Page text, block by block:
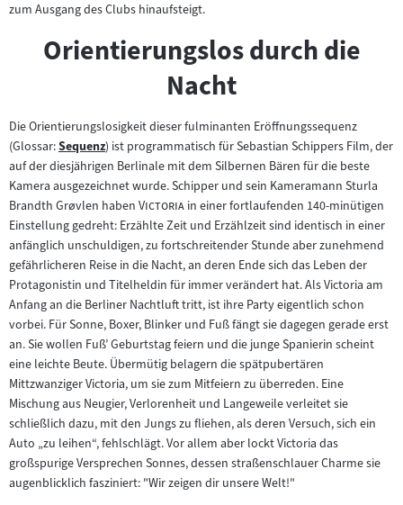
zum Ausgang des Clubs hinaufsteigt.
Orientierungslos durch die
Nacht
Die Orientierungslosigkeit dieser fulminanten Eröffnungssequenz
(Glossar:Zum
Inhalt:
Sequenz) ist programmatisch für Sebastian Schippers Film, der
auf der diesjährigen Berlinale mit dem Silbernen Bären für die beste
Kamera ausgezeichnet wurde. Schipper und sein Kameramann Sturla
Brandth Grøvlen haben "
Victoria"in einer fortlaufenden 140-minütigen
Einstellung gedreht: Erzählte Zeit und Erzählzeit sind identisch in einer
anfänglich unschuldigen, zu fortschreitender Stunde aber zunehmend
gefährlicheren Reise in die Nacht, an deren Ende sich das Leben der
Protagonistin und Titelheldin für immer verändert hat. Als Victoria am
Anfang an die Berliner Nachtluft tritt, ist ihre Party eigentlich schon
vorbei. Für Sonne, Boxer, Blinker und Fuß fängt sie dagegen gerade erst
an. Sie wollen Fuß’ Geburtstag feiern und die junge Spanierin scheint
eine leichte Beute. Übermütig belagern die spätpubertären
Mittzwanziger Victoria, um sie zum Mitfeiern zu überreden. Eine
Mischung aus Neugier, Verlorenheit und Langeweile verleitet sie
schließlich dazu, mit den Jungs zu fliehen, als deren Versuch, sich ein
Auto „zu leihen“, fehlschlägt. Vor allem aber lockt Victoria das
großspurige Versprechen Sonnes, dessen straßenschlauer Charme sie
augenblicklich fasziniert: "Wir zeigen dir unsere Welt!"